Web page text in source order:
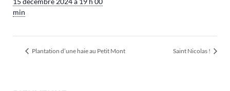
min
Plantation d’une haie au Petit Mont Saint Nicolas !